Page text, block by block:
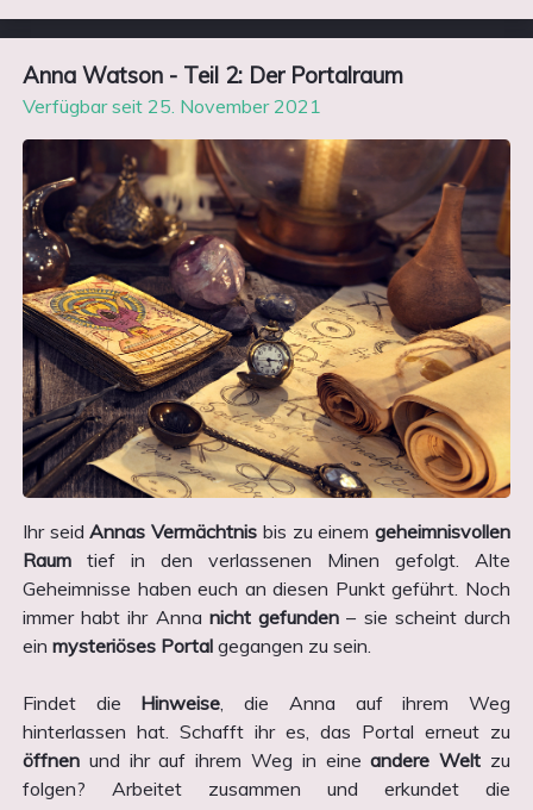
Anna Watson - Teil 2: Der Portalraum
Verfügbar seit 25. November 2021
Ihr seidAnnas Vermächtnis bis zu einemgeheimnisvollen
Raum tief in den verlassenen Minen gefolgt. Alte
Geheimnisse haben euch an diesen Punkt geführt. Noch
immer habt ihr Anna nicht gefunden – sie scheint durch
ein mysteriöses Portal gegangen zu sein.
Findet die Hinweise , die Anna auf ihrem Weg
hinterlassen hat. Schafft ihr es, das Portal erneut zu
öffnen und ihr auf ihrem Weg in eineandere Welt zu
folgen? Arbeitet zusammen und erkundet die